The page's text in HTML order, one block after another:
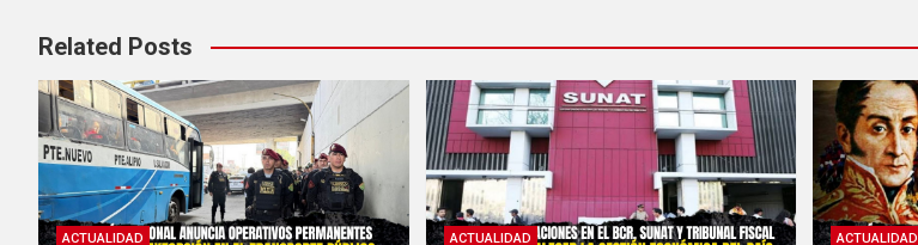
Related Posts
ACTUALIDAD ACTUALIDAD ACTUALIDAD